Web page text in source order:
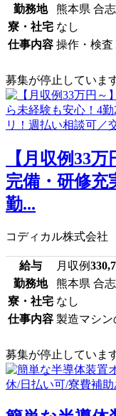
勤務地
熊本県 合
寮・社宅 なし
仕事内容 操作・検査
募集が停止していま
【月収例33
完備・研修充
勤...
コディカル株式会社
給与 月収例
勤務地
熊本県 合
寮・社宅 なし
仕事内容 製造マシン
募集が停止していま